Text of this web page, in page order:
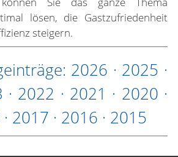
lösen, die Gastzufriedenheit
steigern.
2026 · 2025 ·
· 2022 · 2021 · 2020 ·
· 2017 · 2016 · 2015